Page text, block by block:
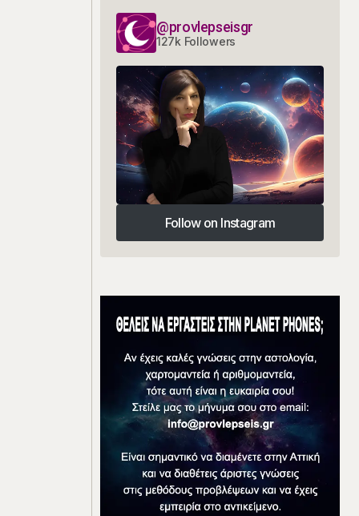
@provlepseisgr
127k Followers
Follow on Instagram
Follow on Instagram